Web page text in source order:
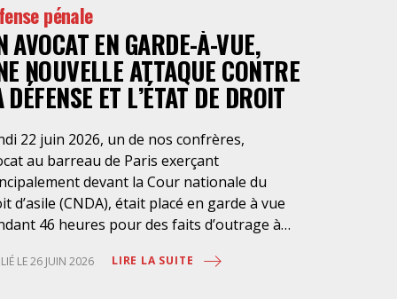
pénale
AVOCAT EN GARDE-À-VUE,
NOUVELLE ATTAQUE CONTRE
DÉFENSE ET L’ÉTAT DE DROIT
22 juin 2026, un de nos confrères,
au barreau de Paris exerçant
devant la Cour nationale du
d’asile (CNDA), était placé en garde à vue
46 heures pour des faits d’outrage à
de Bobigny, qui lui reproche des
LE 26 JUIN 2026 LIRE LA SUITE